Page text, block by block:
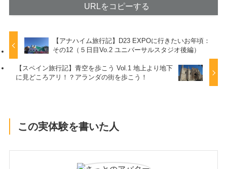
URLをコピーする
【アナハイム旅行記】D23 EXPOに行きたいお年頃：
その12（５日目Vo.2 ユニバーサルスタジオ後編）
【スペイン旅行記】青空を歩こう Vol.1 地上より地下
に見どころアリ！？アランダの街を歩こう！
この実体験を書いた人